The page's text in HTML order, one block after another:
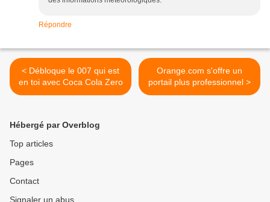
Répondre
< Débloque le 007 qui est
en toi avec Coca Cola Zero
Orange.com s'offre un
portail plus professionnel >
Hébergé par Overblog
Top articles
Pages
Contact
Signaler un abus